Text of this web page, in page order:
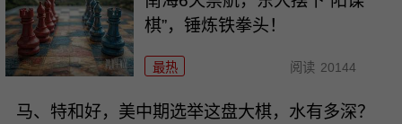
棋”，锤炼铁拳头！
最热 阅读 20144
马、特和好，美中期选举这盘大棋，水有多深？